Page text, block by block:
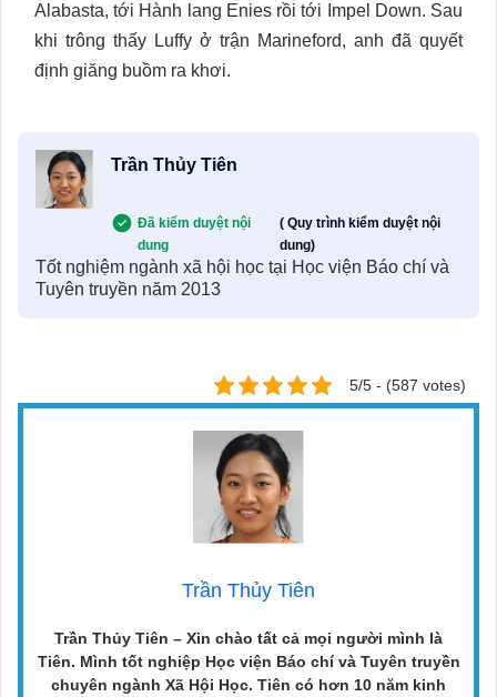
Alabasta, tới Hành lang Enies rồi tới Impel Down. Sau
khi trông thấy Luffy ở trận Marineford, anh đã quyết
định giăng buồm ra khơi.
Trần Thủy Tiên
Đã kiểm duyệt nội
dung
( Quy trình kiểm duyệt nội
dung)
Tốt nghiệm ngành xã hội học tại Học viện Báo chí và
Tuyên truyền năm 2013
5/5 - (587 votes)
Trần Thủy Tiên
Trần Thủy Tiên – Xin chào tất cả mọi người mình là
Tiên. Mình tốt nghiệp Học viện Báo chí và Tuyên truyền
chuyên ngành Xã Hội Học. Tiên có hơn 10 năm kinh